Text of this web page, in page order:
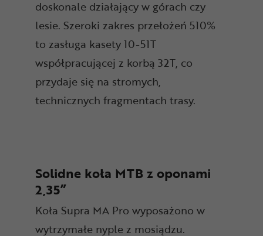
doskonale działający w górach czy
lesie. Szeroki zakres przełożeń 510%
to zasługa kasety 10-51T
współpracującej z korbą 32T, co
przydaje się na stromych,
technicznych fragmentach trasy.
Solidne koła MTB z oponami
2,35”
Koła Supra MA Pro wyposażono w
wytrzymałe nyple z mosiądzu.